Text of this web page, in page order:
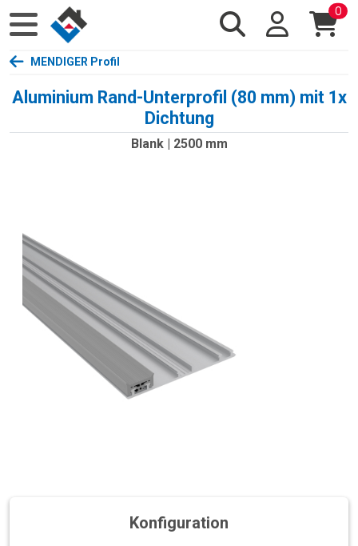
0
MENDIGER Profil
Aluminium Rand-Unterprofil (80 mm) mit 1x
Dichtung
Blank | 2500 mm
Konfiguration